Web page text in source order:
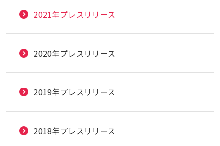
2021年プレスリリース
2020年プレスリリース
2019年プレスリリース
2018年プレスリリース